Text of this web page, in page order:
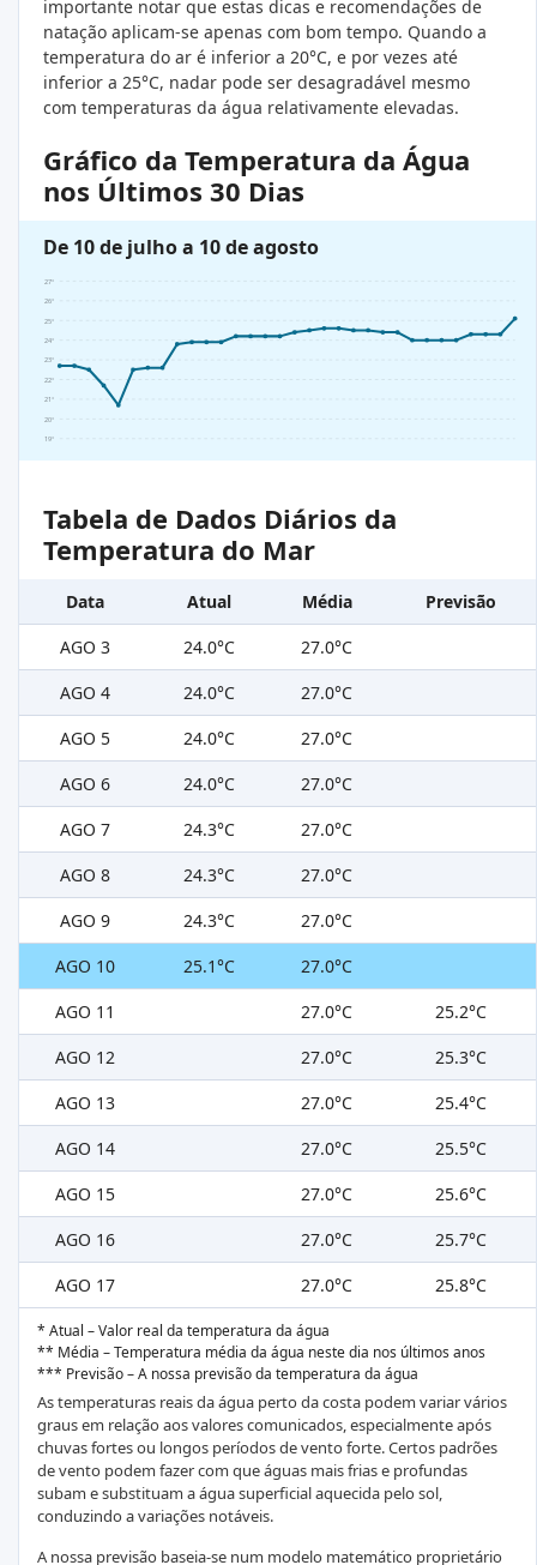
importante notar que estas dicas e recomendações de
natação aplicam-se apenas com bom tempo. Quando a
temperatura do ar é inferior a 20°C, e por vezes até
inferior a 25°C, nadar pode ser desagradável mesmo
com temperaturas da água relativamente elevadas.
Gráfico da Temperatura da Água
nos Últimos 30 Dias
De 10 de julho a 10 de agosto
19°
20°
21°
22°
23°
24°
25°
26°
27°
Tabela de Dados Diários da
Temperatura do Mar
Data Atual Média
Previsão
AGO 3
24.0°C
27.0°C
AGO 4
24.0°C
27.0°C
AGO 5
24.0°C
27.0°C
AGO 6
24.0°C
27.0°C
AGO 7
24.3°C
27.0°C
AGO 8
24.3°C
27.0°C
AGO 9
24.3°C
27.0°C
AGO 10
25.1°C
27.0°C
AGO 11
27.0°C
25.2°C
AGO 12
27.0°C
25.3°C
AGO 13
27.0°C
25.4°C
AGO 14
27.0°C
25.5°C
AGO 15
27.0°C
25.6°C
AGO 16
27.0°C
25.7°C
AGO 17
27.0°C 25.8°C
* Atual – Valor real da temperatura da água
** Média – Temperatura média da água neste dia nos últimos anos
*** Previsão – A nossa previsão da temperatura da água
As temperaturas reais da água perto da costa podem variar vários
graus em relação aos valores comunicados, especialmente após
chuvas fortes ou longos períodos de vento forte. Certos padrões
de vento podem fazer com que águas mais frias e profundas
subam e substituam a água superficial aquecida pelo sol,
conduzindo a variações notáveis.
A nossa previsão baseia-se num modelo matemático proprietário